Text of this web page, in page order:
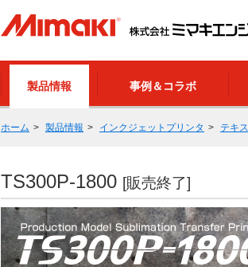
製品情報 事例＆コラボ
ホーム 製品情報 インクジェットプリンタ テキ
TS300P-1800 [販売終了]